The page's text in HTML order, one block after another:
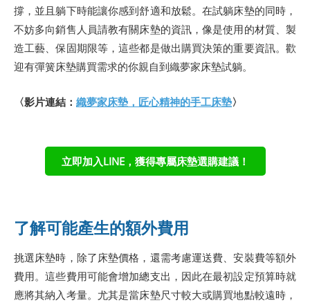
撐，並且躺下時能讓你感到舒適和放鬆。在試躺床墊的同時，
不妨多向銷售人員請教有關床墊的資訊，像是使用的材質、製
造工藝、保固期限等，這些都是做出購買決策的重要資訊。歡
迎有彈簧床墊購買需求的你親自到織夢家床墊試躺。
〈影片連結： 織夢家床墊，匠心精神的手工床墊〉
立即加入LINE，獲得專屬床墊選購建議！
了解可能產生的額外費用
挑選床墊時，除了床墊價格，還需考慮運送費、安裝費等額外
費用。這些費用可能會增加總支出，因此在最初設定預算時就
應將其納入考量。尤其是當床墊尺寸較大或購買地點較遠時，